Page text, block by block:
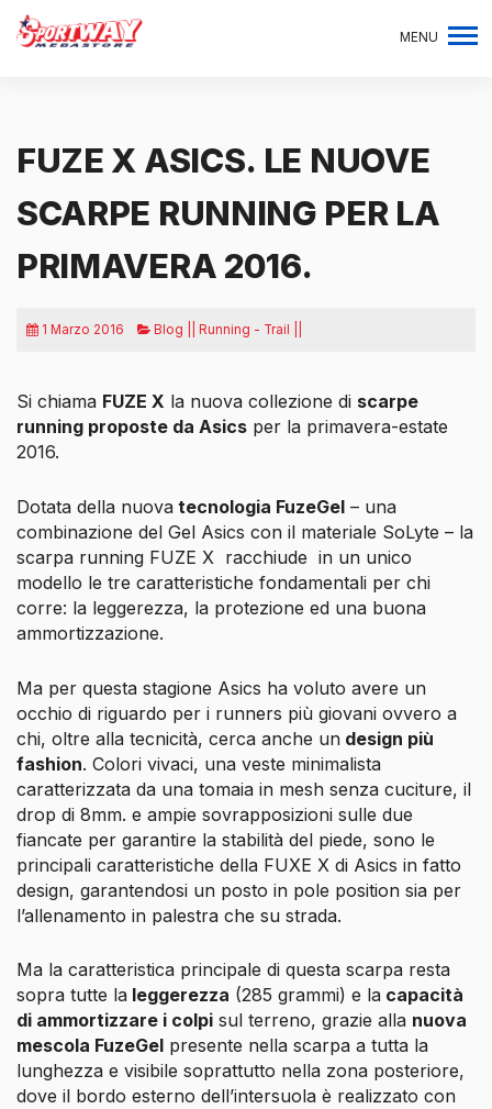
MENU
FUZE X ASICS. LE NUOVE
SCARPE RUNNING PER LA
PRIMAVERA 2016.
1 Marzo 2016 Blog || Running - Trail ||
Si chiama FUZE X la nuova collezione di scarpe
running proposte da Asics per la primavera-estate
2016.
Dotata della nuova tecnologia FuzeGel – una
combinazione del Gel Asics con il materiale SoLyte – la
scarpa running FUZE X racchiude in un unico
modello le tre caratteristiche fondamentali per chi
corre: la leggerezza, la protezione ed una buona
ammortizzazione.
Ma per questa stagione Asics ha voluto avere un
occhio di riguardo per i runners più giovani ovvero a
chi, oltre alla tecnicità, cerca anche un design più
fashion. Colori vivaci, una veste minimalista
caratterizzata da una tomaia in mesh senza cuciture, il
drop di 8mm. e ampie sovrapposizioni sulle due
fiancate per garantire la stabilità del piede, sono le
principali caratteristiche della FUXE X di Asics in fatto
design, garantendosi un posto in pole position sia per
l’allenamento in palestra che su strada.
Ma la caratteristica principale di questa scarpa resta
sopra tutte la leggerezza (285 grammi) e la capacità
di ammortizzare i colpi sul terreno, grazie alla nuova
mescola FuzeGel presente nella scarpa a tutta la
lunghezza e visibile soprattutto nella zona posteriore,
dove il bordo esterno dell’intersuola è realizzato con